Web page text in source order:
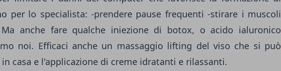
per lo specialista: -prendere pause frequenti -stirare i muscoli
anche fare qualche iniezione di botox, o acido ialuronico
noi. Efficaci anche un massaggio lifting del viso che si può
casa e l'applicazione di creme idratanti e rilassanti.